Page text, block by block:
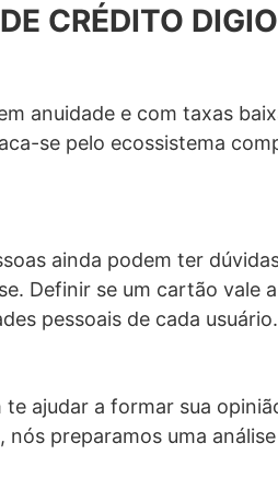
CRÉDITO
anuidade e com taxas
se pelo ecossistema
ainda podem ter
Definir se um cartão vale
pessoais de cada usuário.
ajudar a formar sua
preparamos uma